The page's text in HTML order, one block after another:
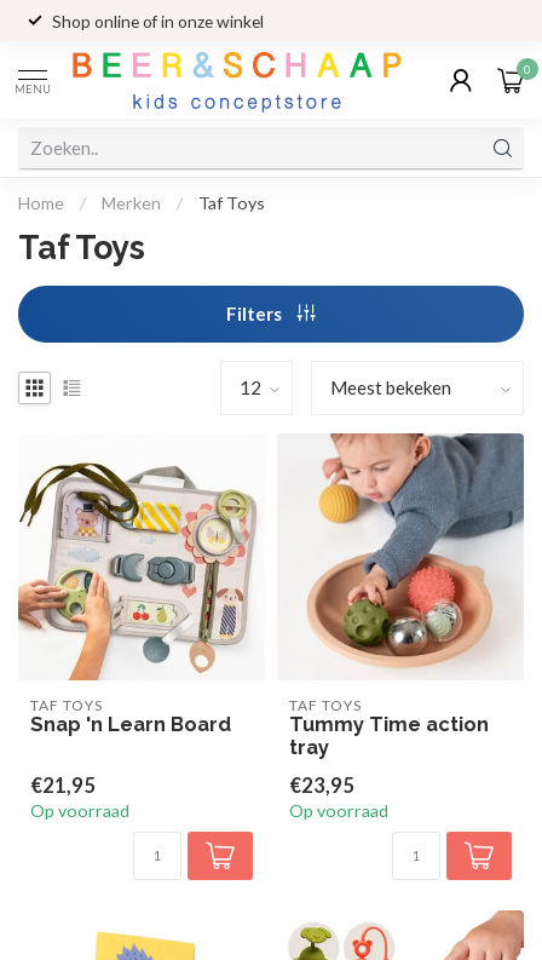
Shop online of in onze winkel
MENU
0
Home / Merken / Taf Toys
Taf Toys
Filters
TAF TOYS
Snap 'n Learn Board
€21,95
Op voorraad
TAF TOYS
Tummy Time action
tray
€23,95
Op voorraad